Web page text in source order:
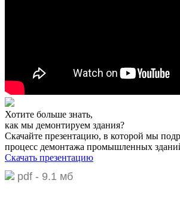
Хотите больше знать,
как мы демонтируем здания?
Скачайте презентацию, в которой мы
процесс демонтажа промышленных
Скачать презентацию
pdf - 9.1 мб